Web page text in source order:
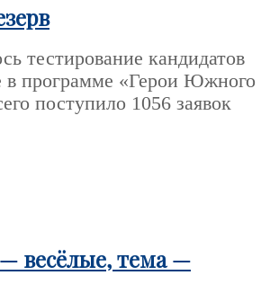
тестирование кандидатов
в программе «Герои Южного
поступило 1056 заявок
весёлые, тема —